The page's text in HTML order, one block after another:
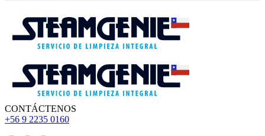
CONTÁCTENOS
‪+56 9 2235 0160‬